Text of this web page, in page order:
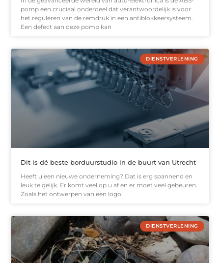
pomp een cruciaal onderdeel dat verantwoordelijk is voor
het reguleren van de remdruk in een antiblokkeersysteem.
Een defect aan deze pomp kan
DIENSTVERLENING
Dit is dé beste borduurstudio in de buurt van Utrecht
Heeft u een nieuwe onderneming? Dat is erg spannend en
leuk te gelijk. Er komt veel op u af en er moet veel gebeuren.
Zoals het ontwerpen van een logo
DIENSTVERLENING